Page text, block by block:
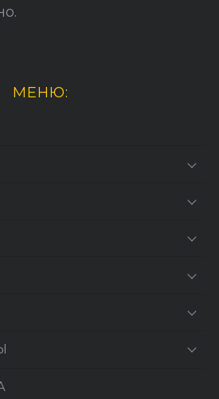
МЕНЮ: